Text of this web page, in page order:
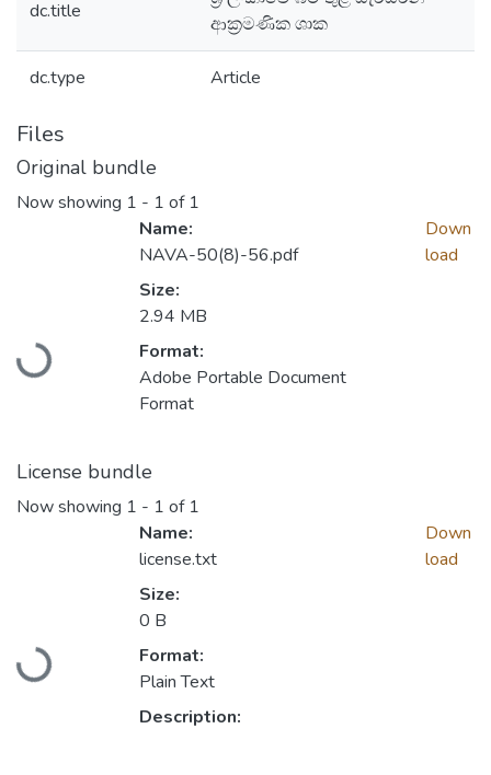
dc.title
ආක්‍රමණික ශාක
dc.type Article
Files
Original bundle
Now showing 1 - 1 of 1
Loading...
Name:
NAVA-50(8)-56.pdf
Size:
2.94 MB
Format:
Adobe Portable Document
Format
Down
load
License bundle
Now showing 1 - 1 of 1
Loading...
Name:
license.txt
Size:
0 B
Format:
Plain Text
Description:
Down
load